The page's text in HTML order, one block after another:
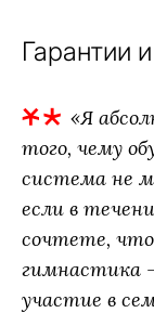
Гарантии
«Я
того, чему
система не
если в
сочтете,
гимнастика
участие в